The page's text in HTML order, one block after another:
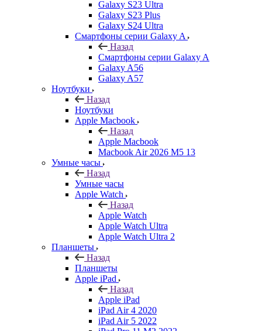
Galaxy S23 Ultra
Galaxy S23 Plus
Galaxy S24 Ultra
Смартфоны серии Galaxy A
Назад
Смартфоны серии Galaxy A
Galaxy A56
Galaxy A57
Ноутбуки
Назад
Ноутбуки
Apple Macbook
Назад
Apple Macbook
Macbook Air 2026 M5 13
Умные часы
Назад
Умные часы
Apple Watch
Назад
Apple Watch
Apple Watch Ultra
Apple Watch Ultra 2
Планшеты
Назад
Планшеты
Apple iPad
Назад
Apple iPad
iPad Air 4 2020
iPad Air 5 2022